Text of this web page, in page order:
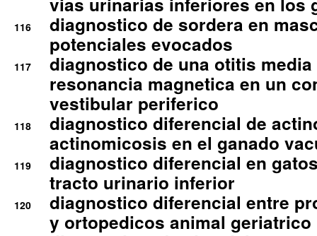
116
diagnostico de sordera en
potenciales evocados
117
diagnostico de una otitis
resonancia magnetica en un
vestibular periferico
118
diagnostico diferencial de
actinomicosis en el ganado
119
diagnostico diferencial en
tracto urinario inferior
120
diagnostico diferencial entre
y ortopedicos animal geriatrico